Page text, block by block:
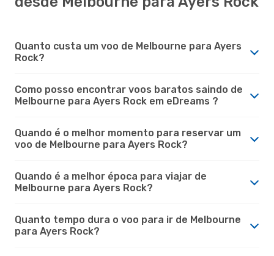
Quanto custa um voo de Melbourne para Ayers
Rock?
Como posso encontrar voos baratos saindo de
Melbourne para Ayers Rock em eDreams ?
Quando é o melhor momento para reservar um
voo de Melbourne para Ayers Rock?
Quando é a melhor época para viajar de
Melbourne para Ayers Rock?
Quanto tempo dura o voo para ir de Melbourne
para Ayers Rock?